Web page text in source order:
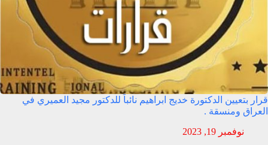
قرار بتعيين الدكتورة خديج ابراهيم نائباً للدكتور مجيد العميري في
العراق ومنسقة .
نوفمبر 19, 2023